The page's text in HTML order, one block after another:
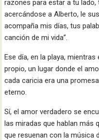
razones para estar a tu lado,
acercándose a Alberto, le
acompaña mis días, tus
canción de mi vida”.
Ese día, en la playa,
propio, un lugar donde el
cada caricia era una
eterno.
Sí, el amor verdadero se
las miradas que hablan más
que resuenan con la música